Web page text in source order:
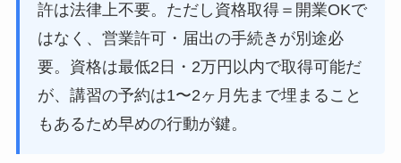
許は法律上不要。ただし資格取得＝開業OKで
はなく、営業許可・届出の手続きが別途必
要。資格は最低2日・2万円以内で取得可能だ
が、講習の予約は1〜2ヶ月先まで埋まること
もあるため早めの行動が鍵。